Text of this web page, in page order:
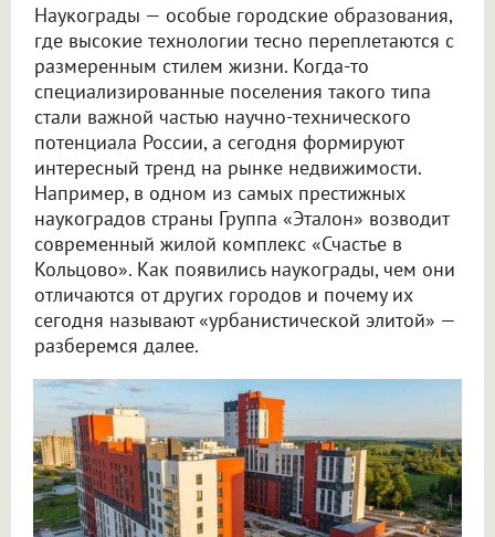
Наукограды — особые городские образования,
где высокие технологии тесно переплетаются с
размеренным стилем жизни. Когда-то
специализированные поселения такого типа
стали важной частью научно-технического
потенциала России, а сегодня формируют
интересный тренд на рынке недвижимости.
Например, в одном из самых престижных
наукоградов страны Группа «Эталон» возводит
современный жилой комплекс «Счастье в
Кольцово». Как появились наукограды, чем они
отличаются от других городов и почему их
сегодня называют «урбанистической элитой» —
разберемся далее.